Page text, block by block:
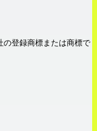
登録商標または商標で